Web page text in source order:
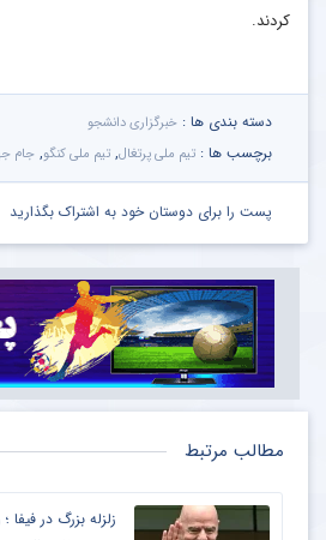
کردند.
دسته بندی ها : خبرگزاری دانشجو
برچسب ها : تیم ملی پرتغال, تیم ملی کنگو, جام
پست را برای دوستان خود به اشتراک بگذارید
مطالب مرتبط
زلزله بزرگ در فیفا